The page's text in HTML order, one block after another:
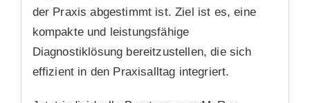
der Praxis abgestimmt ist. Ziel ist es, eine
kompakte und leistungsfähige
Diagnostiklösung bereitzustellen, die sich
effizient in den Praxisalltag integriert.